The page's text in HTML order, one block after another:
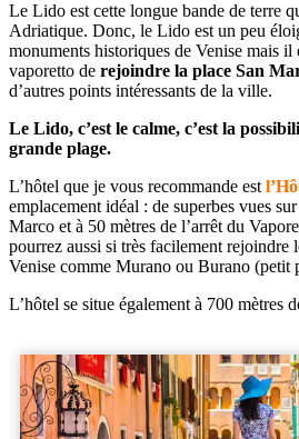
Le Lido est cette longue bande de terre
Adriatique. Donc, le Lido est un peu
monuments historiques de Venise mais il
vaporetto de rejoindre la place San
d’autres points intéressants de la ville.
Le Lido, c’est le calme, c’est la
grande plage.
L’hôtel que je vous recommande est
emplacement idéal : de superbes vues
Marco et à 50 mètres de l’arrêt du
pourrez aussi si très facilement rejoindre
Venise comme Murano ou Burano (petit
L’hôtel se situe également à 700 mètres